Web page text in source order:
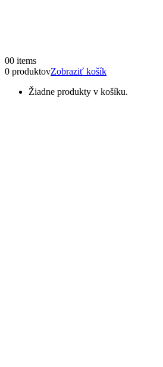
00 items
0 produktovZobraziť košík
Žiadne produkty v košíku.